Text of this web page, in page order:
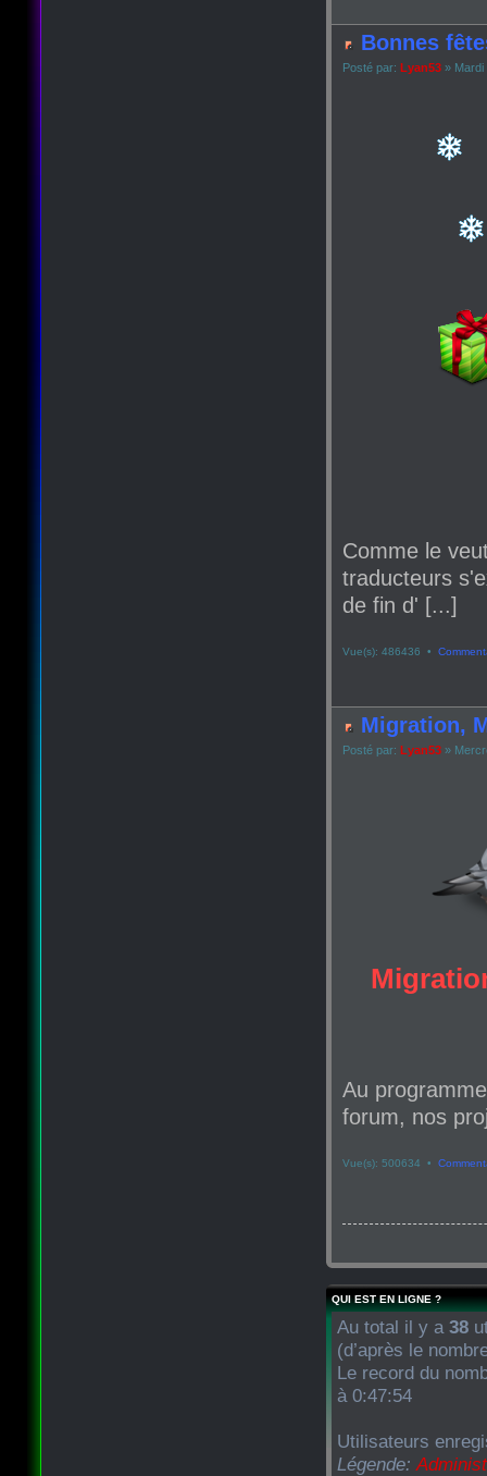
Bonnes
Posté par: Lyan53 » Mardi
Comme le
traducteurs
de fin d' [...]
Vue(s): 486436 •
Migration,
Posté par: Lyan53 »
Au
forum, nos
Vue(s): 500634 •
QUI EST EN LIGNE ?
Au total il y a 38
(d’après le
Le record du
à 0:47:54
Utilisateurs
Légende: